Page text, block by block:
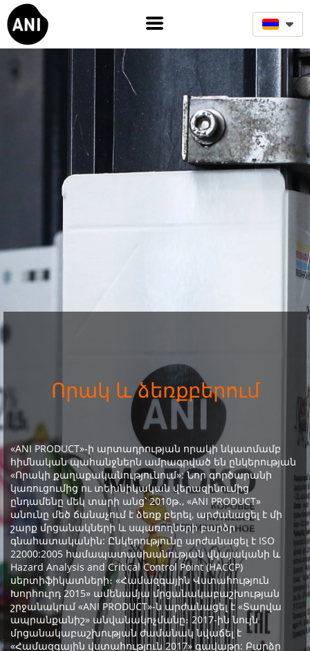
Որակ և ձեռքբերում
«ANI PRODUCT»-ի արտադրության որակի նկատմամբ
հիմնական պահանջներն ամրագրված են ընկերության
«Որակի քաղաքականությունում»: Նոր գործարանի
կառուցումից ու տեխնիկական վերազինումից
ընդամենը մեկ տարի անց՝ 2010թ․, «ANI PRODUCT»
անունը մեծ ճանաչում է ձեռք բերել, արժանացել է մի
շարք մրցանակների և սպառողների բարձր
գնահատականին: Ընկերությունը արժանացել է ISO
22000:2005 համապատասխանության վկայականի և
Hazard Analysis and Critical Control Point (HACCP)
սերտիֆիկատների։ «Համազգային Վստահություն
Խորհուրդ 2015» ամենամյա մրցանակաբաշխության
շրջանակում «ANI PRODUCT»-ն արժանացել է «Տարվա
ապրանքանիշ» անվանակոչմանը։ 2017-ին նույն
մրցանակաբաշխության ժամանակ նվաճել է
«Համազգային վստահություն 2017» գավաթը: Բարձր